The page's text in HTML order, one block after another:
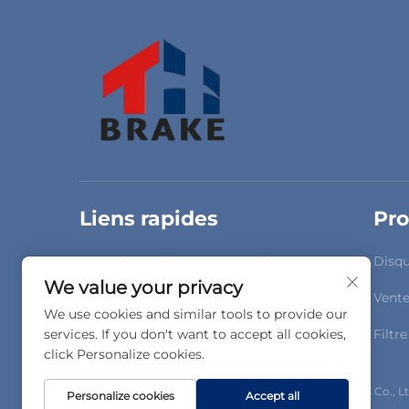
Liens rapides
Page d'accueil Produits
À Propos De Nous Vidéos
Actualités Contactez-Nous
Droits d'auteur © Gucheng County Taihua Auto Parts Co.,
We value your privacy
We use cookies and similar tools to provide our
services. If you don't want to accept all cookies,
click Personalize cookies.
Personalize cookies Accept all